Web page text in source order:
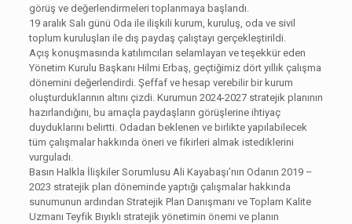
görüş ve değerlendirmeleri toplanmaya başlandı.
19 aralık Salı günü Oda ile ilişkili kurum, kuruluş, oda ve sivil
toplum kuruluşları ile dış paydaş çalıştayı gerçekleştirildi.
Açış konuşmasında katılımcıları selamlayan ve teşekkür eden
Yönetim Kurulu Başkanı Hilmi Erbaş, geçtiğimiz dört yıllık çalışma
dönemini değerlendirdi. Şeffaf ve hesap verebilir bir kurum
oluşturduklarının altını çizdi. Kurumun 2024-2027 stratejik planının
hazırlandığını, bu amaçla paydaşların görüşlerine ihtiyaç
duyduklarını belirtti. Odadan beklenen ve birlikte yapılabilecek
tüm çalışmalar hakkında öneri ve fikirleri almak istediklerini
vurguladı.
Basın Halkla İlişkiler Sorumlusu Ali Kayabaşı’nın Odanın 2019 –
2023 stratejik plan döneminde yaptığı çalışmalar hakkında
sunumunun ardından Stratejik Plan Danışmanı ve Toplam Kalite
Uzmanı Teyfik Bıyıklı stratejik yönetimin önemi ve planın